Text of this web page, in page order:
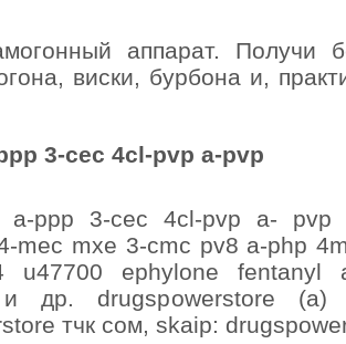
аппарат. Получи
виски, бурбона и,
3-cec 4cl-pvp a-pvp
a-ppp 3-cec 4cl-pvp a- pvp
mec mxe 3-cmc pv8 a-php
u47700 ephylone fentanyl
и др. drugspowerstore
тчк сом, skаip: